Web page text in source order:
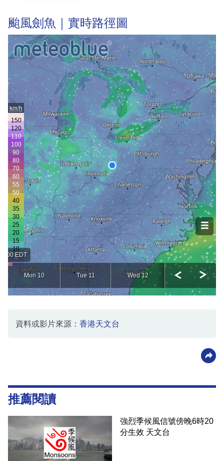
颱風劍魚｜實時路徑圖
資料或影片來源： 香港天文台
推薦閱讀
強烈季候風信號傍晚6時20
分生效 天文台